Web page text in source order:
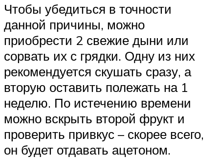
Чтобы убедиться в точности
данной причины, можно
приобрести 2 свежие дыни или
сорвать их с грядки. Одну из них
рекомендуется скушать сразу, а
вторую оставить полежать на 1
неделю. По истечению времени
можно вскрыть второй фрукт и
проверить привкус – скорее всего,
он будет отдавать ацетоном.